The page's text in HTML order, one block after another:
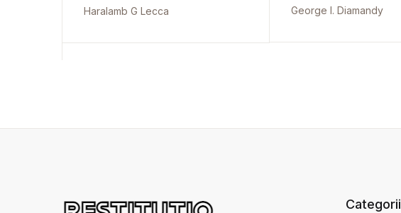
Haralamb G Lecca
George I. Diamandy
Categorii